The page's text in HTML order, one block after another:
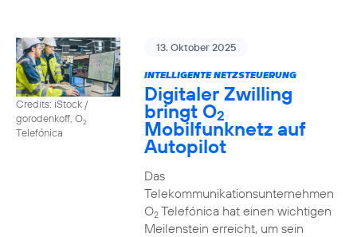
Credits: iStock /
gorodenkoff, O2
Telefónica
13. Oktober 2025
INTELLIGENTE NETZSTEUERUNG
Digitaler Zwilling
bringt O2
Mobilfunknetz auf
Autopilot
Das
Telekommunikationsunternehmen
O2Telefónica hat einen wichtigen
Meilenstein erreicht, um sein